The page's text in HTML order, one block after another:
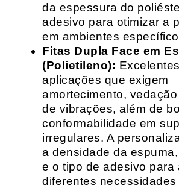
da espessura do
adesivo para otimizar a
em ambientes
Fitas Dupla Face em
(Polietileno):
aplicações que exigem
amortecimento,
de vibrações, além de
conformabilidade em
irregulares. A
a densidade da
e o tipo de adesivo para
diferentes